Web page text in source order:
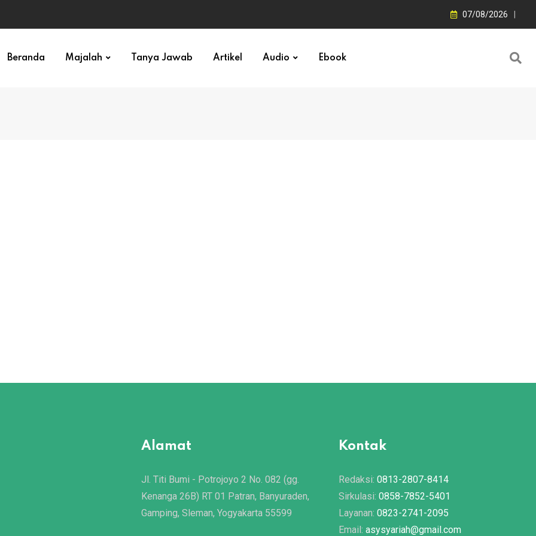
07/08/2026
Beranda Majalah Tanya Jawab Artikel Audio Ebook
Alamat
Jl. Titi Bumi - Potrojoyo 2 No. 082 (gg.
Kenanga 26B) RT 01 Patran, Banyuraden,
Gamping, Sleman, Yogyakarta 55599
Kontak
Redaksi: 0813-2807-8414
Sirkulasi: 0858-7852-5401
Layanan: 0823-2741-2095
Email: asysyariah@gmail.com